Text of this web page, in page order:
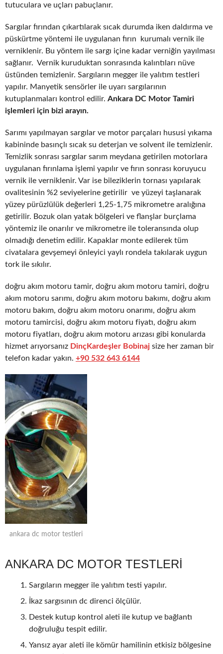
tutuculara ve uçları pabuçlanır.
Sargılar fırından çıkartılarak sıcak durumda iken daldırma ve
püskürtme yöntemi ile uygulanan fırın kurumalı vernik ile
verniklenir. Bu yöntem ile sargı içine kadar verniğin yayılması
sağlanır. Vernik kuruduktan sonrasında kalıntıları nüve
üstünden temizlenir. Sargıların megger ile yalıtım testleri
yapılır. Manyetik sensörler ile uyarı sargılarının
kutuplanmaları kontrol edilir. Ankara DC Motor Tamiri
işlemleri için bizi arayın.
Sarımı yapılmayan sargılar ve motor parçaları hususi yıkama
kabininde basınçlı sıcak su deterjan ve solvent ile temizlenir.
Temizlik sonrası sargılar sarım meydana getirilen motorlara
uygulanan fırınlama işlemi yapılır ve fırın sonrası koruyucu
vernik ile verniklenir. Var ise bileziklerin tornası yapılarak
ovalitesinin %2 seviyelerine getirilir ve yüzeyi taşlanarak
yüzey pürüzlülük değerleri 1,25-1,75 mikrometre aralığına
getirilir. Bozuk olan yatak bölgeleri ve flanşlar burçlama
yöntemiz ile onarılır ve mikrometre ile toleransında olup
olmadığı denetim edilir. Kapaklar monte edilerek tüm
civatalara gevşemeyi önleyici yaylı rondela takılarak uygun
tork ile sıkılır.
doğru akım motoru tamir, doğru akım motoru tamiri, doğru
akım motoru sarımı, doğru akım motoru bakımı, doğru akım
motoru bakım, doğru akım motoru onarımı, doğru akım
motoru tamircisi, doğru akım motoru fiyatı, doğru akım
motoru fiyatları, doğru akım motoru arızası gibi konularda
hizmet arıyorsanız DinçKardeşler Bobinaj size her zaman bir
telefon kadar yakın. +90 532 643 6144
ankara dc motor testleri
ANKARA DC MOTOR TESTLERİ
Sargıların megger ile yalıtım testi yapılır.
İkaz sargısının dc direnci ölçülür.
Destek kutup kontrol aleti ile kutup ve bağlantı
doğruluğu tespit edilir.
Yansız ayar aleti ile kömür hamilinin etkisiz bölgesine